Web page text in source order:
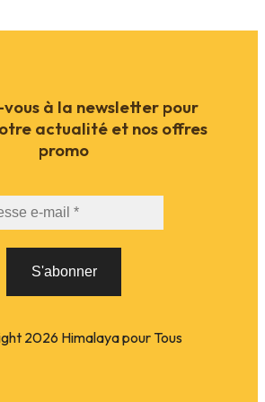
à la newsletter pour
actualité et nos offres
promo
2026 Himalaya pour Tous